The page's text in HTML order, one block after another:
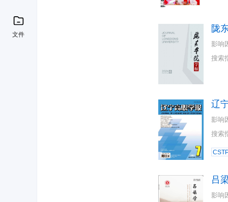
文件
陇
影响
搜索
辽
影响
搜索
吕
影响